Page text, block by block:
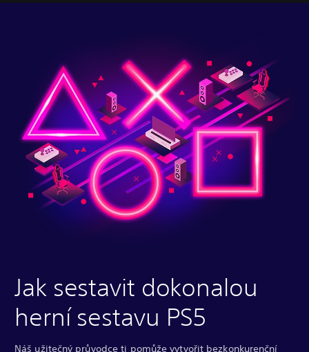
Jak sestavit dokonalou
herní sestavu PS5
Náš užitečný průvodce ti pomůže vytvořit bezkonkurenční